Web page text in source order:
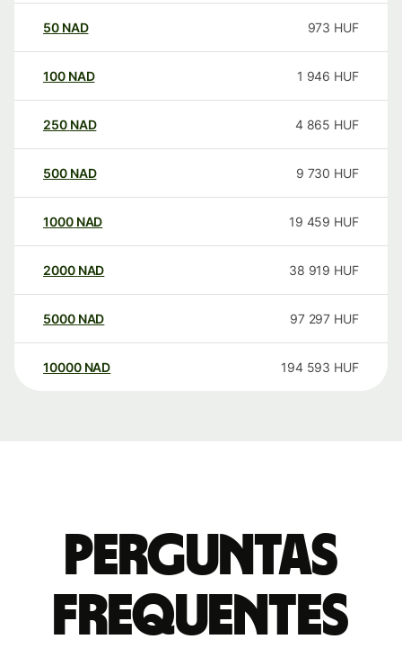
50 NAD 973 HUF
100 NAD 1 946 HUF
250 NAD 4 865 HUF
500 NAD 9 730 HUF
1000 NAD 19 459 HUF
2000 NAD 38 919 HUF
5000 NAD 97 297 HUF
10000 NAD 194 593 HUF
Perguntas
frequentes